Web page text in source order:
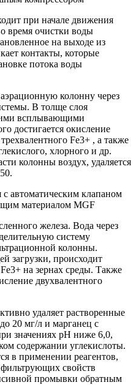
при начале движения
время очистки воды
на выходе из
контакты, которые
потока воды
колонну через
В толще слоя
всплывающими
достигается окисление
Fe3+ , а также
хлорного и др.
колонны воздух, удаляется
автоматическим клапаном
материалом MGF
железа. Вода через
систему
колонны.
загрузки, происходит
на зернах среды. Также
двухвалентного
удаляет растворенные
20 мг/л и марганец с
значениях рН ниже 6,0,
содержании углекислоты.
в применении реагентов,
фильтрующих свойств
промывки обратным